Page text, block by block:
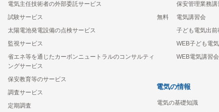
電気主任技術者の外部委託サービス
試験サービス
太陽電池発電設備の点検サービス
監視サービス
省エネ等を通じたカーボンニュートラルのコンサルティ
ングサービス
保安教育等のサービス
調査サービス
定期調査
保安管理業務
無料
電気講習会
子ども電気出前
WEB子ども電
WEB電気講習
電気の情報
電気の基礎知識